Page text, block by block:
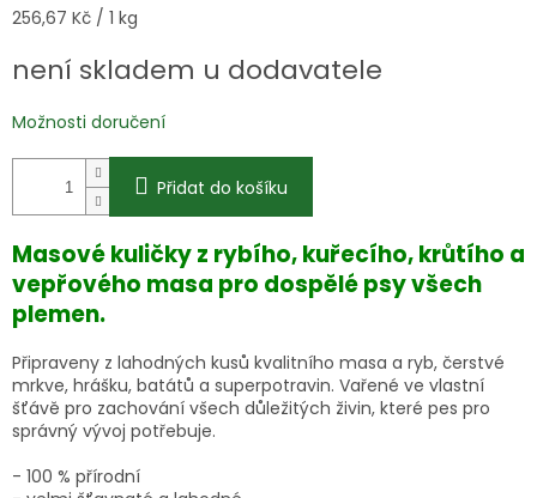
Měrná
256,67 Kč / 1 kg
není skladem u dodavatele
Možnosti doručení
Přidat do košíku
Masové kuličky z rybího, kuřecího, krůtího a
vepřového masa pro dospělé psy všech
plemen.
Připraveny z lahodných kusů kvalitního masa a ryb, čerstvé
mrkve, hrášku, batátů a superpotravin. Vařené ve vlastní
šťávě pro zachování všech důležitých živin, které pes pro
správný vývoj potřebuje.
- 100 % přírodní